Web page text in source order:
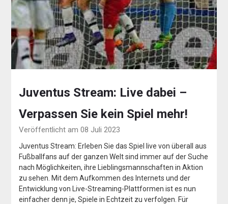
Juventus Stream: Live dabei –
Verpassen Sie kein Spiel mehr!
Veröffentlicht am 08 Juli 2023
Juventus Stream: Erleben Sie das Spiel live von überall aus
Fußballfans auf der ganzen Welt sind immer auf der Suche
nach Möglichkeiten, ihre Lieblingsmannschaften in Aktion
zu sehen. Mit dem Aufkommen des Internets und der
Entwicklung von Live-Streaming-Plattformen ist es nun
einfacher denn je, Spiele in Echtzeit zu verfolgen. Für